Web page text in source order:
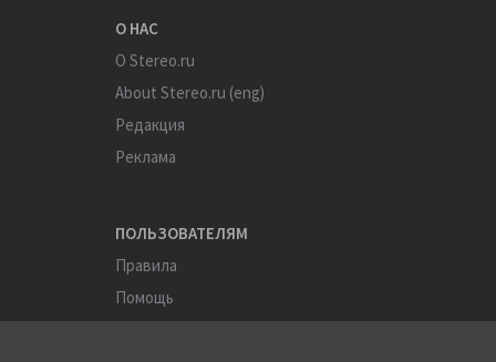
О НАС
О Stereo.ru
About Stereo.ru (eng)
Редакция
Реклама
ПОЛЬЗОВАТЕЛЯМ
Правила
Помощь